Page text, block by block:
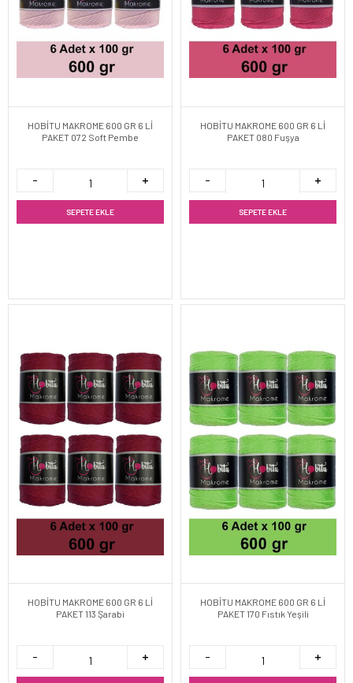
HOBİTU MAKROME 600 GR 6 Lİ
PAKET 072 Soft Pembe
SEPETE EKLE
HOBİTU MAKROME 600 GR 6 Lİ
PAKET 080 Fuşya
SEPETE EKLE
HOBİTU MAKROME 600 GR 6 Lİ
PAKET 113 Şarabi
HOBİTU MAKROME 600 GR 6 Lİ
PAKET 170 Fıstık Yeşili